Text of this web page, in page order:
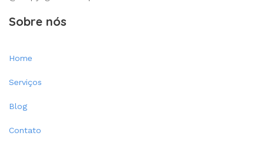
Sobre nós
Home
Serviços
Blog
Contato